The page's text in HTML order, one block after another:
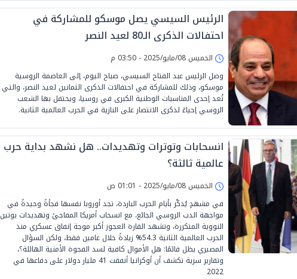
الرئيس السيسي يصل موسكو للمشاركة في
احتفالات الذكرى الـ80 لعيد النصر
الخميس 08/مايو/2025 - 03:50 م
وصل الرئيس عبد الفتاح السيسي، صباح اليوم، إلى العاصمة الروسية
موسكو، وذلك للمشاركة في احتفالات الذكرى الثمانين لعيد النصر، والتي
تُعد إحدى المناسبات الوطنية الكبرى في روسيا، ويحتفل بها الشعب
الروسي إحياءً لذكرى الانتصار على النازية في الحرب العالمية الثانية.
انسحابات وتوترات وتهديدات.. هل نشهد بداية حرب
عالمية ثالثة؟
الخميس 08/مايو/2025 - 01:01 ص
في مشهدٍ يُذكّر بأيام الحرب الباردة، تجد أوروبا نفسها فجأةً وحيدةً في
مواجهة الدب الروسي الجائع، مع انسحاب أمريكا المفاجئ وتهديدات بوتين
النووية المتكررة، وتشهد القارة العجوز أكبر موجة إنفاق عسكري منذ
الحرب العالمية الثانية 54.3% زيادةً خلال عامين فقط، ولكن السؤال
المصيري يظل قائمًا: هل الأموال كافية لسد الفجوة الأمنية الهائلة؟،
وتقارير سرية تكشف أن أوكرانيا أنفقت 41 مليار دولار على دفاعها في
2022